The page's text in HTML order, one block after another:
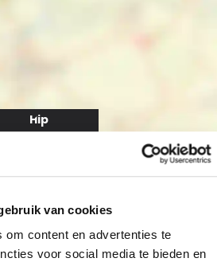
van cookies
om content en advertenties te
voor social media te bieden en
Hip